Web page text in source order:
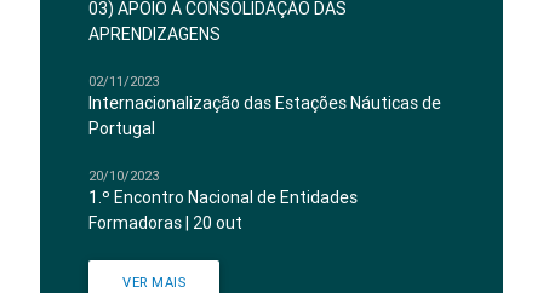
03) APOIO À CONSOLIDAÇÃO DAS
APRENDIZAGENS
02/11/2023
Internacionalização das Estações Náuticas de
Portugal
20/10/2023
1.º Encontro Nacional de Entidades
Formadoras | 20 out
VER MAIS